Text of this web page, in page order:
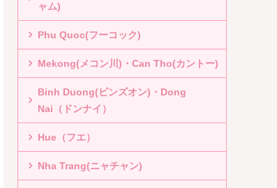
ャム)
Phu Quoc(フーコック)
Mekong(メコン川)・Can Tho(カントー)
Binh Duong(ビンズオン)・Dong
Nai（ドンナイ）
Hue（フエ）
Nha Trang(ニャチャン)